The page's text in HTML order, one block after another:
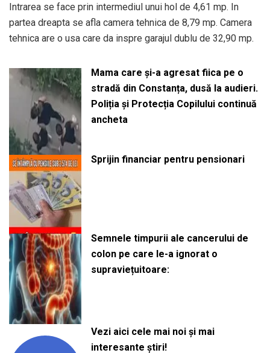
Intrarea se face prin intermediul unui hol de 4,61 mp. In
partea dreapta se afla camera tehnica de 8,79 mp. Camera
tehnica are o usa care da inspre garajul dublu de 32,90 mp.
Mama care și-a agresat fiica pe o
stradă din Constanța, dusă la audieri.
Poliția și Protecția Copilului continuă
ancheta
Sprijin financiar pentru pensionari
Semnele timpurii ale cancerului de
colon pe care le-a ignorat o
supraviețuitoare:
Vezi aici cele mai noi și mai
interesante știri!